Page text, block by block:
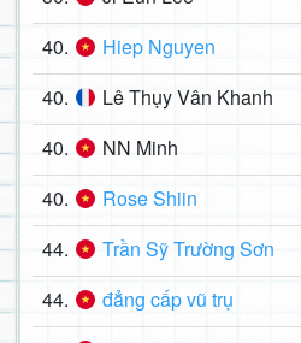
40. Hiep Nguyen
40. Lê Thụy Vân Khanh
40. NN Minh
40. Rose Shiin
44. Trần Sỹ Trường Sơn
44. đẳng cấp vũ trụ